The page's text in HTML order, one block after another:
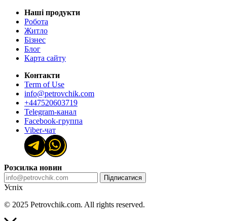
Наші продукти
Робота
Житло
Бізнес
Блог
Карта сайту
Контакти
Term of Use
info@petrovchik.com
+447520603719
Telegram-канал
Facebook-группа
Viber-чат
Розсилка новин
Підписатися
Успіх
© 2025 Petrovchik.com. All rights reserved.